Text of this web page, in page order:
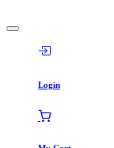
Login